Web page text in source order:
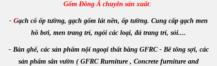
Gốm Đông Á chuyên sản xuất:
- Gạch cổ ốp tường, gạch gốm lát nền, ốp tường. Cung cấp gạch men
hồ bơi, men trang trí, ngói các loại, đá trang trí, sỏi....
- Bàn ghế, các sản phẩm nội ngoại thất bằng GFRC - Bê tông sợi, các
sản phẩm sân vườn ( GFRC Rurniture , Concrete furniture and